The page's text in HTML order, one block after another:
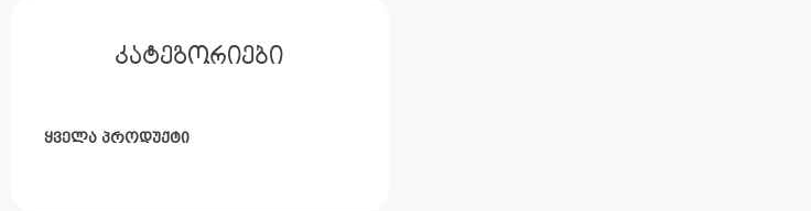
კატეგორიები
ყველა პროდუქტი